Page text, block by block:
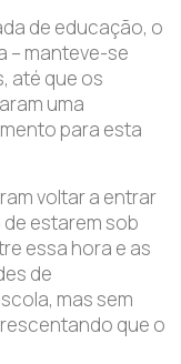
de educação, o
– manteve-se
até que os
uma
para esta
voltar a entrar
estarem sob
essa hora e as
de
mas sem
que o